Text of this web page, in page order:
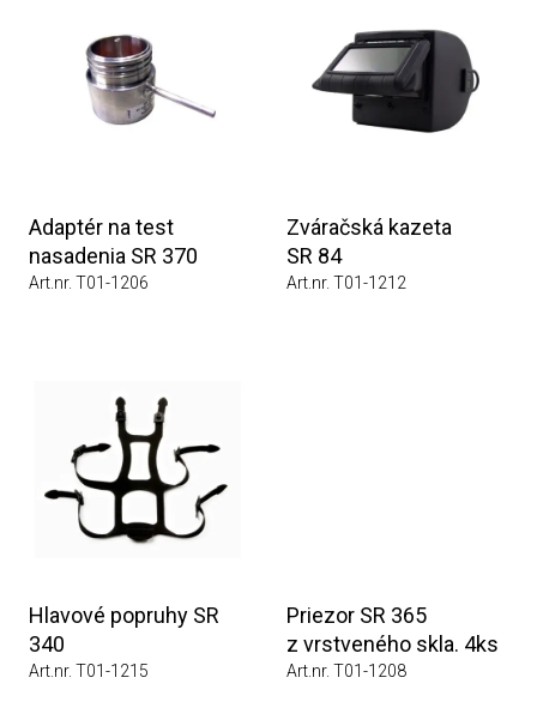
Adaptér na test
nasadenia SR 370
Art.nr. T01-1206
Zváračská kazeta
SR 84
Art.nr. T01-1212
Hlavové popruhy SR
340
Art.nr. T01-1215
Priezor SR 365
z vrstveného skla. 4ks
Art.nr. T01-1208